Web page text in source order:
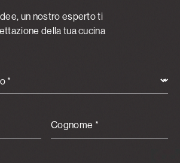
un nostro esperto ti
della tua cucina
*
Cognome *